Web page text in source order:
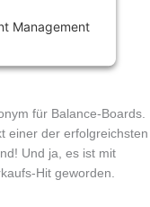
Management
für Balance-Boards.
einer der erfolgreichsten
Und ja, es ist mit
Hit geworden.